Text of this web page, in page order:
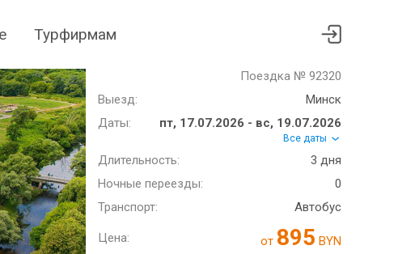
Турфирмам
Поездка № 92320
Выезд:
Минск
Даты:
пт, 17.07.2026 - вс, 19.07.2026
Все даты
Длительность:
3 дня
Ночные переезды:
0
Транспорт:
Автобус
Цена: от 895 BYN